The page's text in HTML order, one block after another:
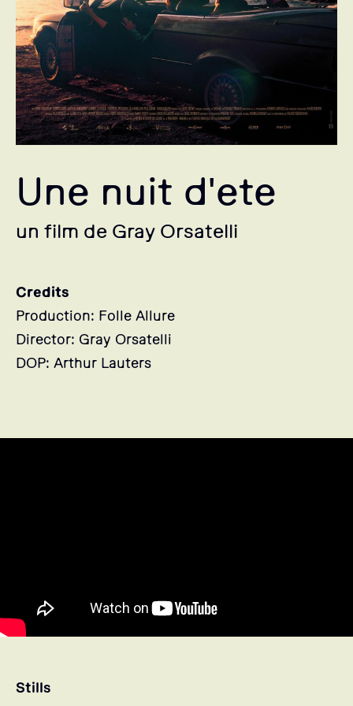
Une nuit d'ete
un film de Gray Orsatelli
Credits
Production: Folle Allure
Director: Gray Orsatelli
DOP: Arthur Lauters
Stills